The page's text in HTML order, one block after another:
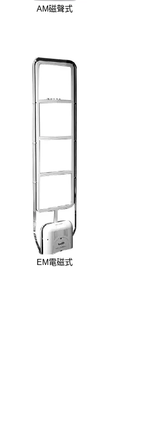
AM磁聲式
EM電磁式